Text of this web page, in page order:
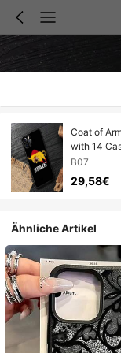
Coat of
with 14 Case Covercompatible with 11 12 13 Mini 14 Pro Max
XS 15 7 8
17 Hülle,
B07
29,58€
Ähnliche Artikel